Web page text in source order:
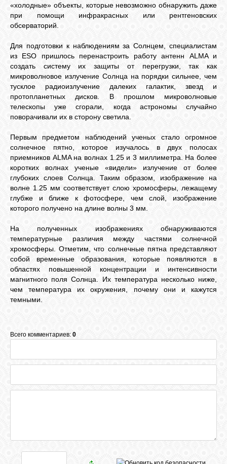
«холодные» объекты, которые невозможно обнаружить даже
при помощи инфракрасных или рентгеновских
обсерваторий.
Для подготовки к наблюдениям за Солнцем, специалистам
из ESO пришлось перенастроить работу антенн ALMA и
создать систему их защиты от перегрузки, так как
микроволновое излучение Солнца на порядки сильнее, чем
тусклое радиоизлучение далеких галактик, звезд и
протопланетных дисков. В прошлом микроволновые
телескопы уже сгорали, когда астрономы случайно
поворачивали их в сторону светила.
Первым предметом наблюдений ученых стало огромное
солнечное пятно, которое изучалось в двух полосах
приемников ALMA на волнах 1.25 и 3 миллиметра. На более
коротких волнах ученые «видели» излучение от более
глубоких слоев Солнца. Таким образом, изображение на
волне 1.25 мм соответствует слою хромосферы, лежащему
глубже и ближе к фотосфере, чем слой, изображение
которого получено на длине волны 3 мм.
На полученных изображениях обнаруживаются
температурные различия между частями солнечной
хромосферы. Отметим, что солнечные пятна представляют
собой временные образования, которые появляются в
областях повышенной концентрации и интенсивности
магнитного поля Солнца. Их температура несколько ниже,
чем температура их окружения, почему они и кажутся
темными.
Всего комментариев: 0